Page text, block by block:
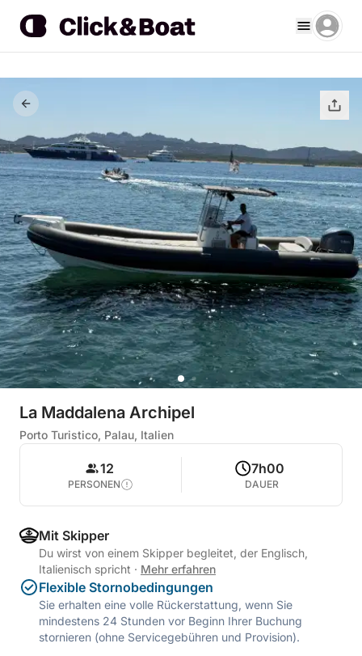
La Maddalena Archipel
Porto Turistico, Palau, Italien
12
PERSONEN
7h00
DAUER
Mit Skipper
Du wirst von einem Skipper begleitet, der Englisch,
Italienisch spricht · Mehr erfahren
Flexible Stornobedingungen
Sie erhalten eine volle Rückerstattung, wenn Sie
mindestens 24 Stunden vor Beginn Ihrer Buchung
stornieren (ohne Servicegebühren und Provision).